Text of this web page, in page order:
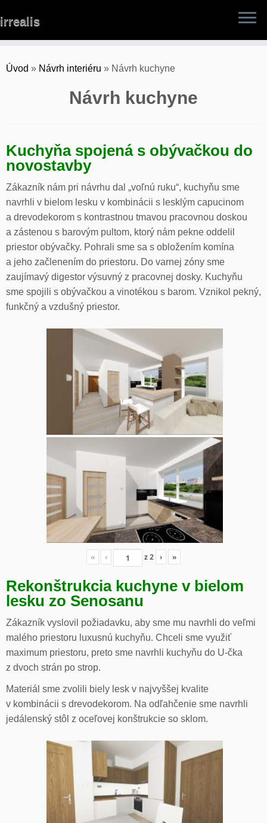
to
irrealis
Úvod » Návrh interiéru » Návrh kuchyne
Návrh kuchyne
Kuchyňa spojená s obývačkou do
novostavby
Zákazník nám pri návrhu dal „voľnú ruku“, kuchyňu sme
navrhli v bielom lesku v kombinácii s lesklým capucinom
a drevodekorom s kontrastnou tmavou pracovnou doskou
a zástenou s barovým pultom, ktorý nám pekne oddelil
priestor obývačky. Pohrali sme sa s obložením komína
a jeho začlenením do priestoru. Do varnej zóny sme
zaujímavý digestor výsuvný z pracovnej dosky. Kuchyňu
sme spojili s obývačkou a vinotékou s barom. Vznikol pekný,
funkčný a vzdušný priestor.
« ‹ z2 › »
Rekonštrukcia kuchyne v bielom
lesku zo Senosanu
Zákazník vyslovil požiadavku, aby sme mu navrhli do veľmi
malého priestoru luxusnú kuchyňu. Chceli sme využiť
maximum priestoru, preto sme navrhli kuchyňu do U-čka
z dvoch strán po strop.
Materiál sme zvolili biely lesk v najvyššej kvalite
v kombinácii s drevodekorom. Na odľahčenie sme navrhli
jedálenský stôl z oceľovej konštrukcie so sklom.